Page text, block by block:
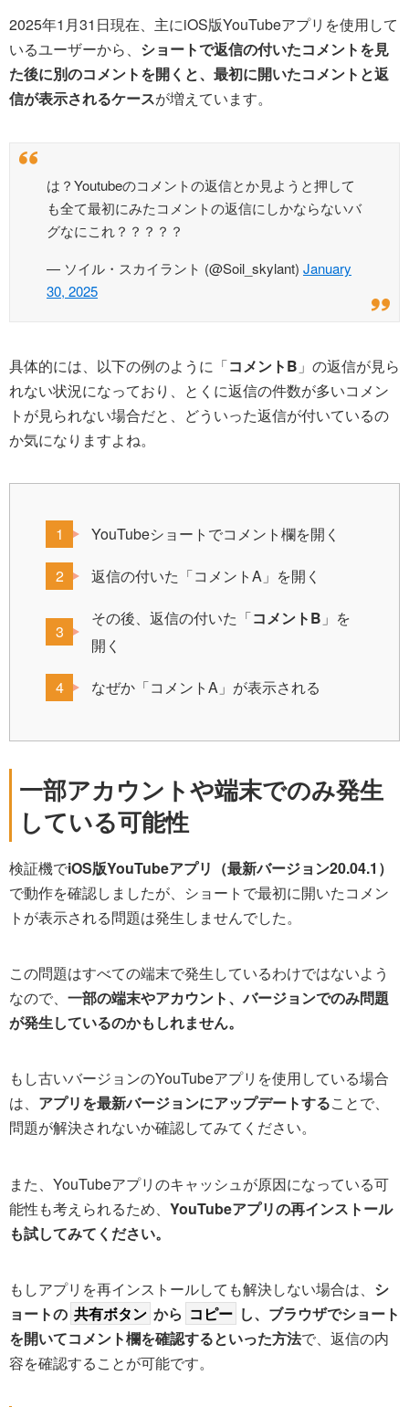
2025年1月31日現在、主にiOS版YouTubeアプリを使用して
いるユーザーから、 ショートで返信の付いたコメントを見
た後に別のコメントを開くと、最初に開いたコメントと返
信が表示されるケースが増えています。
は？Youtubeのコメントの返信とか見ようと押して
も全て最初にみたコメントの返信にしかならないバ
グなにこれ？？？？？
— ソイル・スカイラント (@Soil_skylant) January
30, 2025
具体的には、以下の例のように「コメントB 」の返信が見ら
れない状況になっており、とくに返信の件数が多いコメン
トが見られない場合だと、どういった返信が付いているの
か気になりますよね。
YouTubeショートでコメント欄を開く
返信の付いた「コメントA」を開く
その後、返信の付いた「コメントB 」を
開く
なぜか「コメントA」が表示される
一部アカウントや端末でのみ発生
している可能性
検証機でiOS版YouTubeアプリ（最新バージョン20.04.1）
で動作を確認しましたが、ショートで最初に開いたコメン
トが表示される問題は発生しませんでした。
この問題はすべての端末で発生しているわけではないよう
なので、 一部の端末やアカウント、バージョンでのみ問題
が発生しているのかもしれません。
もし古いバージョンのYouTubeアプリを使用している場合
は、 アプリを最新バージョンにアップデートすることで、
問題が解決されないか確認してみてください。
また、YouTubeアプリのキャッシュが原因になっている可
能性も考えられるため、 YouTubeアプリの再インストール
も試してみてください。
もしアプリを再インストールしても解決しない場合は、 シ
ョートの 共有ボタン から コピー し、ブラウザでショート
を開いてコメント欄を確認するといった方法で、返信の内
容を確認することが可能です。